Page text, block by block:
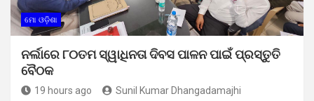
ମୋ ଓଡ଼ିଶା
ନର୍ଲାରେ ୮୦ତମ ସ୍ୱାଧିନତା ଦିବସ ପାଳନ ପାଇଁ ପ୍ରସ୍ତୁତି
ବୈଠକ
19 hours ago Sunil Kumar Dhangadamajhi